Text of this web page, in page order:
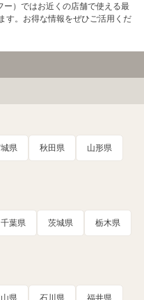
）ではお近くの店舗で使える最
す。お得な情報をぜひご活用くだ
県 秋田県 山形県
千葉県 茨城県 栃木県